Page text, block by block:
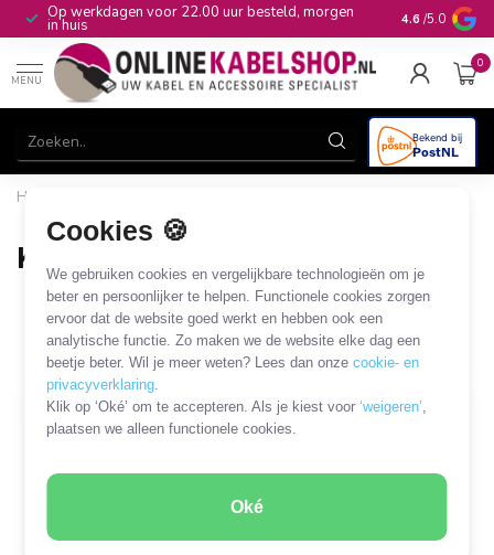
Cookies 🍪
We gebruiken cookies en vergelijkbare technologieën om je
beter en persoonlijker te helpen. Functionele cookies zorgen
ervoor dat de website goed werkt en hebben ook een
analytische functie. Zo maken we de website elke dag een
beetje beter. Wil je meer weten? Lees dan onzecookie- en
privacyverklaring.
Klik op ‘Oké’ om te accepteren. Als je kiest voor‘weigeren’,
plaatsen we alleen functionele cookies.
Oké
Op werkdagen voor 22.00 uur besteld, morgen
in huis 10+jaar
4.6 /5.0
MENU
0
Home
Koelkast-/afzuigkaplamp
Koelkast-/afzuigkaplamp
3 PRODUCTEN
Filters SORTEER OP